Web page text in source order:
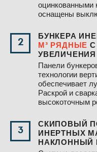
оцинкованными
оснащены
2
БУНКЕРА
М³ РЯДНЫЕ
Панели
технологии
обеспечивает
Раскрой и
высокоточным
3
СКИПОВЫЙ
ИНЕРТНЫХ
НАКЛОННЫЙ